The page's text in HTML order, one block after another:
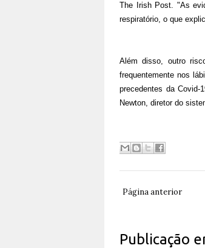
The Irish Post. "As
respiratório, o que
Além disso, outro
frequentemente nos
precedentes da
Newton, diretor do
Página anterior
Publicação